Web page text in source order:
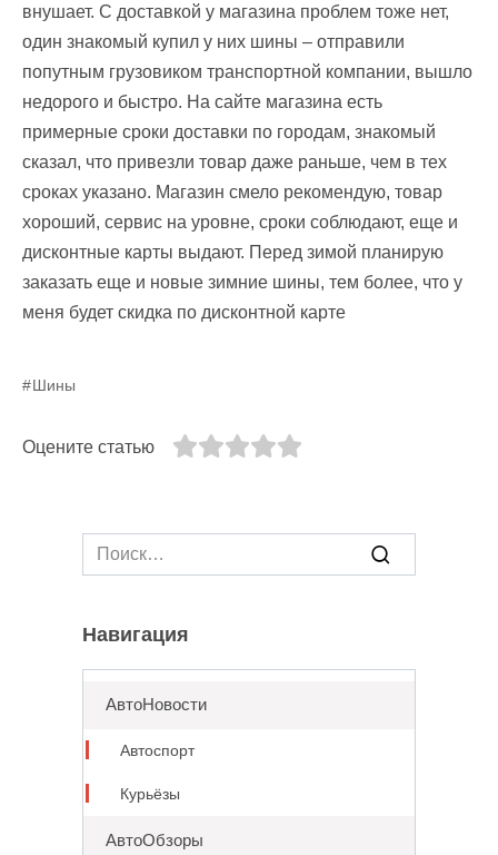
внушает. С доставкой у магазина проблем тоже нет,
один знакомый купил у них шины – отправили
попутным грузовиком транспортной компании, вышло
недорого и быстро. На сайте магазина есть
примерные сроки доставки по городам, знакомый
сказал, что привезли товар даже раньше, чем в тех
сроках указано. Магазин смело рекомендую, товар
хороший, сервис на уровне, сроки соблюдают, еще и
дисконтные карты выдают. Перед зимой планирую
заказать еще и новые зимние шины, тем более, что у
меня будет скидка по дисконтной карте
Шины
Оцените статью
Search
for:
Навигация
АвтоНовости
Автоспорт
Курьёзы
АвтоОбзоры